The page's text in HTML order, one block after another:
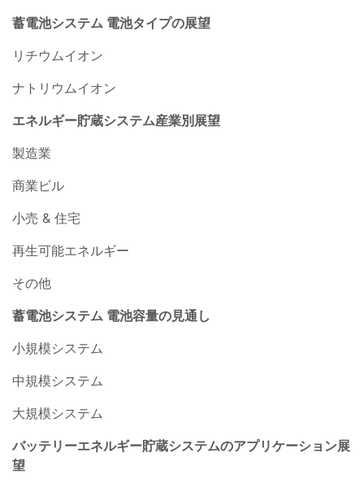
蓄電池システム 電池タイプの展望
リチウムイオン
ナトリウムイオン
エネルギー貯蔵システム産業別展望
製造業
商業ビル
小売 & 住宅
再生可能エネルギー
その他
蓄電池システム 電池容量の見通し
小規模システム
中規模システム
大規模システム
バッテリーエネルギー貯蔵システムのアプリケーション展
望